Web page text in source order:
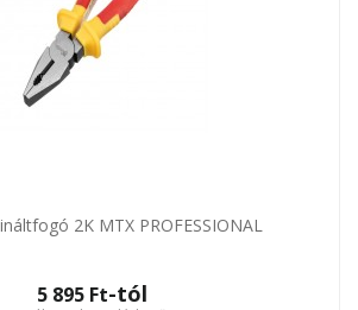
2K MTX PROFESSIONAL
5 895 Ft‎-tól